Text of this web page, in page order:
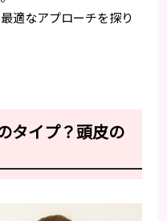
適なアプローチを探り
タイプ？頭皮の